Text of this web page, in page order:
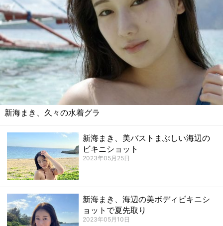
新海まき、久々の水着グラ
新海まき、美バストまぶしい海辺の
ビキニショット
2023年05月25日
新海まき、海辺の美ボディビキニシ
ョットで夏先取り
2023年05月10日